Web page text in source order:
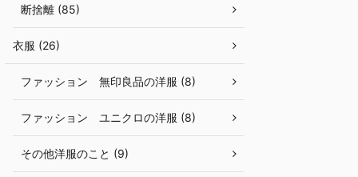
断捨離 (85)
衣服 (26)
ファッション 無印良品の洋服 (8)
ファッション ユニクロの洋服 (8)
その他洋服のこと (9)